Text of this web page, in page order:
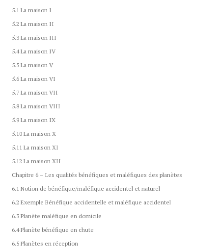
5.1 La maison I
5.2 La maison II
5.3 La maison III
5.4 La maison IV
5.5 La maison V
5.6 La maison VI
5.7 La maison VII
5.8 La maison VIII
5.9 La maison IX
5.10 La maison X
5.11 La maison XI
5.12 La maison XII
Chapitre 6 – Les qualités bénéfiques et maléfiques des planètes
6.1 Notion de bénéfique/maléfique accidentel et naturel
6.2 Exemple Bénéfique accidentelle et maléfique accidentel
6.3 Planète maléfique en domicile
6.4 Planète bénéfique en chute
6.5 Planètes en réception